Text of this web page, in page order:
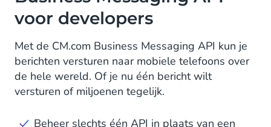
voor developers
Met de CM.com Business Messaging API kun je
berichten versturen naar mobiele telefoons over
de hele wereld. Of je nu één bericht wilt
versturen of miljoenen tegelijk.
Beheer slechts één API in plaats van een